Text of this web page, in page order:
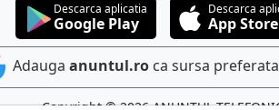
Descarca aplicatia
Google Play
Descarca
App Store
Adauga anuntul.ro ca sursa